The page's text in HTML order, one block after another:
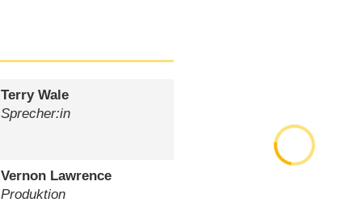
Terry Wale
Sprecher:in
Vernon Lawrence
Produktion